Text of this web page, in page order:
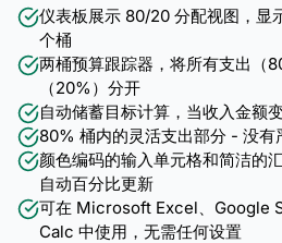
仪表板展示 80/20 分配视图，显
个桶
两桶预算跟踪器，将所有支出（
（20%）分开
自动储蓄目标计算，当收入金额
80% 桶内的灵活支出部分 - 没有
颜色编码的输入单元格和简洁的
自动百分比更新
可在 Microsoft Excel、Google
Calc 中使用，无需任何设置